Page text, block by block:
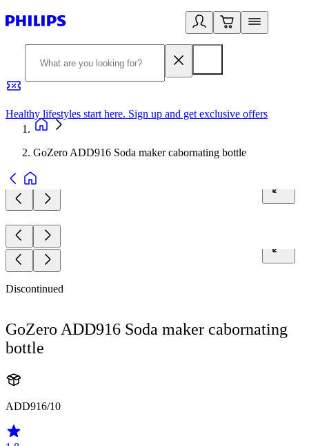
Healthy lifestyles start here. Sign up and get exclusive offers
GoZero ADD916 Soda maker cabornating bottle
Discontinued
GoZero ADD916 Soda maker cabornating
bottle
ADD916/10